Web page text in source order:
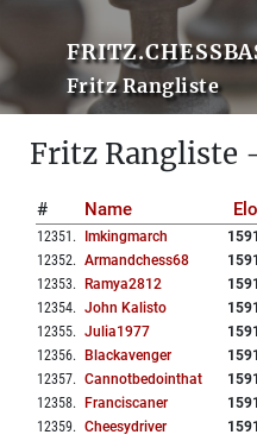
Fritz Rangliste
Fritz Rangliste
# Name Elo
12351 . Imkingmarch 1591
12352. Armandchess68 1591
12353. Ramya2812 1591
12354. John Kalisto 1591
12355. Julia1977 1591
12356. Blackavenger 1591
12357. Cannotbedointhat 1591
12358. Franciscaner 1591
12359. Cheesydriver 1591